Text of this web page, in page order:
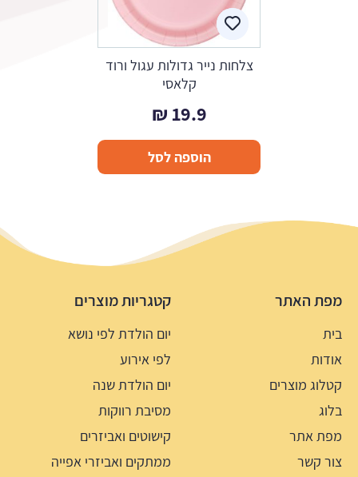
צלחות נייר גדולות עגול ורוד
קלאסי
19.9
₪
הוספה לסל
מפת האתר
בית
אודות
קטלוג מוצרים
בלוג
מפת אתר
צור קשר
קטגריות מוצרים
יום הולדת לפי נושא
לפי אירוע
יום הולדת שנה
מסיבת רווקות
קישוטים ואביזרים
ממתקים ואביזרי אפייה